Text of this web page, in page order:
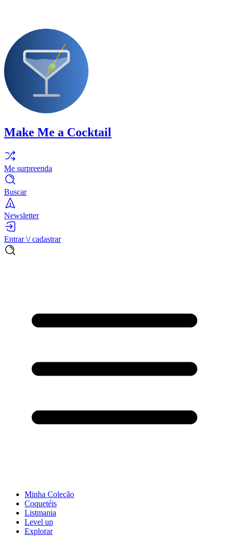
Make Me a Cocktail
Me surpreenda
Buscar
Newsletter
Entrar \/ cadastrar
Minha Coleção
Coquetéis
Listmania
Level up
Explorar